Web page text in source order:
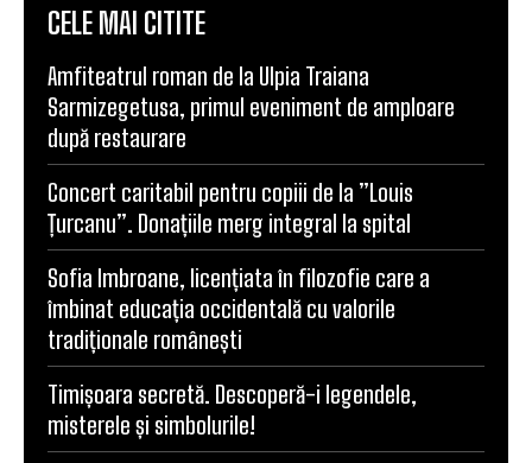
CELE MAI CITITE
Amfiteatrul roman de la Ulpia Traiana
Sarmizegetusa, primul eveniment de amploare
după restaurare
Concert caritabil pentru copiii de la ”Louis
Țurcanu”. Donațiile merg integral la spital
Sofia Imbroane, licențiata în filozofie care a
îmbinat educația occidentală cu valorile
tradiționale românești
Timișoara secretă. Descoperă-i legendele,
misterele și simbolurile!